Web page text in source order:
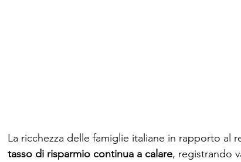
La ricchezza delle famiglie italiane in rapporto al
tasso di risparmio continua a calare, registrando